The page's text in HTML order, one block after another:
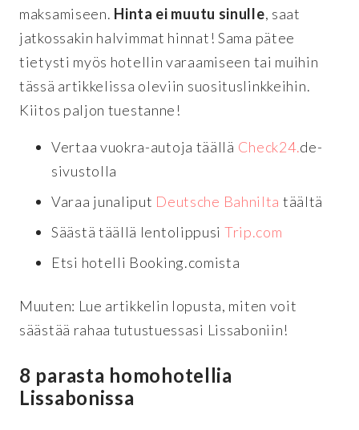
maksamiseen. Hinta ei muutu sinulle, saat
jatkossakin halvimmat hinnat! Sama pätee
tietysti myös hotellin varaamiseen tai muihin
tässä artikkelissa oleviin suosituslinkkeihin.
Kiitos paljon tuestanne!
Vertaa vuokra-autoja täällä Check24.de-
sivustolla
Varaa junaliput Deutsche Bahnilta täältä
Säästä täällä lentolippusi Trip.com
Etsi hotelli Booking.comista
Muuten: Lue artikkelin lopusta, miten voit
säästää rahaa tutustuessasi Lissaboniin!
8 parasta homohotellia
Lissabonissa